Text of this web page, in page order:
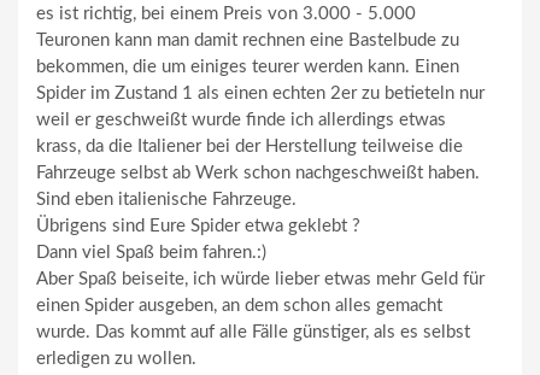
es ist richtig, bei einem Preis von 3.000 - 5.000
Teuronen kann man damit rechnen eine Bastelbude zu
bekommen, die um einiges teurer werden kann. Einen
Spider im Zustand 1 als einen echten 2er zu betieteln nur
weil er geschweißt wurde finde ich allerdings etwas
krass, da die Italiener bei der Herstellung teilweise die
Fahrzeuge selbst ab Werk schon nachgeschweißt haben.
Sind eben italienische Fahrzeuge.
Übrigens sind Eure Spider etwa geklebt ?
Dann viel Spaß beim fahren.:)
Aber Spaß beiseite, ich würde lieber etwas mehr Geld für
einen Spider ausgeben, an dem schon alles gemacht
wurde. Das kommt auf alle Fälle günstiger, als es selbst
erledigen zu wollen.